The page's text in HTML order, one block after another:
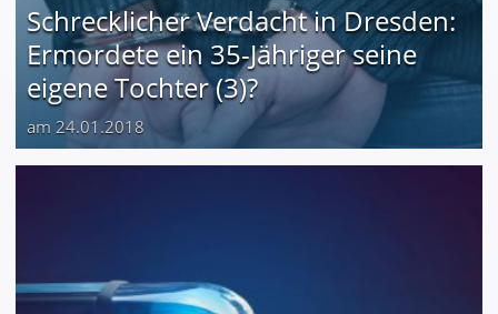
Schrecklicher Verdacht in Dresden:
Ermordete ein 35-Jähriger seine
eigene Tochter (3)?
am 24.01.2018